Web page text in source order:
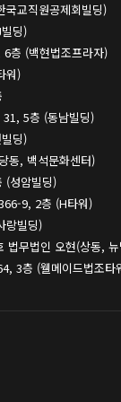
교직원공제회빌딩)
딩)
층 (백현법조프라자)
워)
5층 (동남빌딩)
딩)
동, 백석문화센터)
(성암빌딩)
9, 2층 (H타워)
랑빌딩)
무법인 오현(상동,
3층 (웰메이드법조타